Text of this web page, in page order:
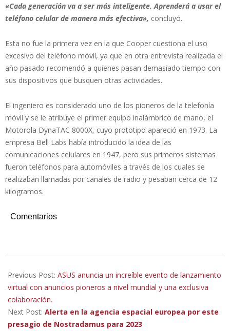
«Cada generación va a ser más inteligente. Aprenderá a usar el
teléfono celular de manera más efectiva», concluyó.
Esta no fue la primera vez en la que Cooper cuestiona el uso
excesivo del teléfono móvil, ya que en otra entrevista realizada el
año pasado recomendó a quienes pasan demasiado tiempo con
sus dispositivos que busquen otras actividades.
El ingeniero es considerado uno de los pioneros de la telefonía
móvil y se le atribuye el primer equipo inalámbrico de mano, el
Motorola DynaTAC 8000X, cuyo prototipo apareció en 1973. La
empresa Bell Labs había introducido la idea de las
comunicaciones celulares en 1947, pero sus primeros sistemas
fueron teléfonos para automóviles a través de los cuales se
realizaban llamadas por canales de radio y pesaban cerca de 12
kilogramos.
Comentarios
03-
31
Previous Post: ASUS anuncia un increíble evento de lanzamiento
virtual con anuncios pioneros a nivel mundial y una exclusiva
colaboración.
Next Post: Alerta en la agencia espacial europea por este
presagio de Nostradamus para 2023